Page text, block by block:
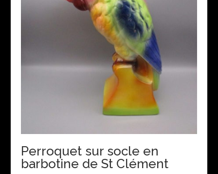
Perroquet sur socle en
barbotine de St Clément